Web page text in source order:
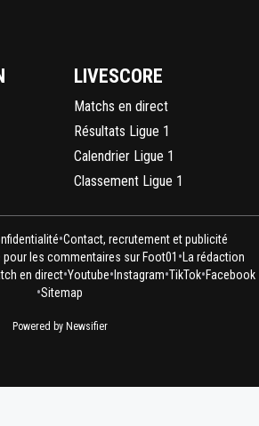
LIVESCORE
Matchs en direct
Résultats Ligue 1
Calendrier Ligue 1
Classement Ligue 1
•Contact, recrutement et publicité
les commentaires sur Foot01 • La rédaction
en direct•Youtube• Instagram•TikTok•Facebook
•Sitemap
Powered by Newsifier